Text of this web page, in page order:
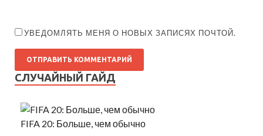
УВЕДОМЛЯТЬ МЕНЯ О НОВЫХ ЗАПИСЯХ ПОЧТОЙ.
СЛУЧАЙНЫЙ ГАЙД
FIFA 20: Больше, чем обычно